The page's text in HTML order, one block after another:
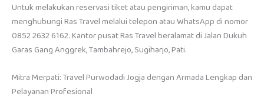
Untuk melakukan reservasi tiket atau pengiriman, kamu dapat
menghubungi Ras Travel melalui telepon atau WhatsApp di nomor
0852 2632 6162. Kantor pusat Ras Travel beralamat di Jalan Dukuh
Garas Gang Anggrek, Tambahrejo, Sugiharjo, Pati.
Mitra Merpati: Travel Purwodadi Jogja dengan Armada Lengkap dan
Pelayanan Profesional